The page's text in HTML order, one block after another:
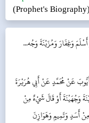
(Prophet's Biography)
وَغِفَارَ وَمُزَيْنَةَ وَجُه...
عَنْ مُحَمَّدٍ عَنْ أَبِي هُرَيْرَةَ
وَجُهَيْنَةَ أَوْ قَالَ شَيْءٌ مِنْ
مِنْ أَسَدٍ وَتَمِيمٍ وَهَوَازِنَ